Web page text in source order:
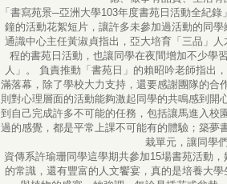
「書寫苑景─亞洲大學103年度書苑日活動全紀
鐘的活動花絮短片，讓許多未參加過活動的同
通識中心主任黃淑貞指出，亞大培育「三品」
程的書苑日活動，也讓同學在夜間增加不少學
人」。
負責推動「書苑日」的賴昭吟老師指出
滿落幕，除了學校大力支持，還要感謝團隊的合
則對心理層面的活動能夠激起同學的共鳴感到開
到自己完成許多不可能的任務，包括讓馬進入校
過的感覺，都是平常上課不可能有的體驗；築夢
栽單元，讓同學
資傳系許瑜珊同學這學期共參加15場書苑活動
的常識，還有豐富的人文饗宴，真的是培養大